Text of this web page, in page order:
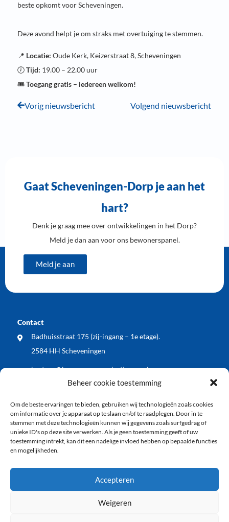
Beheer cookie toestemming
Om de beste ervaringen te bieden, gebruiken wij technologieën zoals cookies
om informatie over je apparaat op te slaan en/of te raadplegen. Door in te
stemmen met deze technologieën kunnen wij gegevens zoals surfgedrag of
unieke ID's op deze site verwerken. Als je geen toestemming geeft of uw
toestemming intrekt, kan dit een nadelige invloed hebben op bepaalde functies
en mogelijkheden.
Accepteren
Weigeren
beste opkomt voor Scheveningen.
Deze avond helpt je om straks met overtuiging te stemmen.
📍 Locatie: Oude Kerk, Keizerstraat 8, Scheveningen
🕖Tijd: 19.00 – 22.00 uur
🎟️Toegang gratis – iedereen welkom!
Vorig nieuwsbericht Volgend nieuwsbericht
Gaat Scheveningen-Dorp je aan het
hart?
Denk je graag mee over ontwikkelingen in het Dorp?
Meld je dan aan voor ons bewonerspanel.
Meld je aan
Contact
Badhuisstraat 175 (zij-ingang – 1e etage).
2584 HH Scheveningen
bestuur@bewonersorganisatiewos.nl
WOS dient zienswijze in op voorontwerp Kop
Keizerstraat: blij met vergroening, wel meer aandacht
voor veiligheid en economische vitaliteit
WOS buurt BBQ: samen de zomer ingeluid!
Vlaggenode aan de jarige vuurtoren tijdens